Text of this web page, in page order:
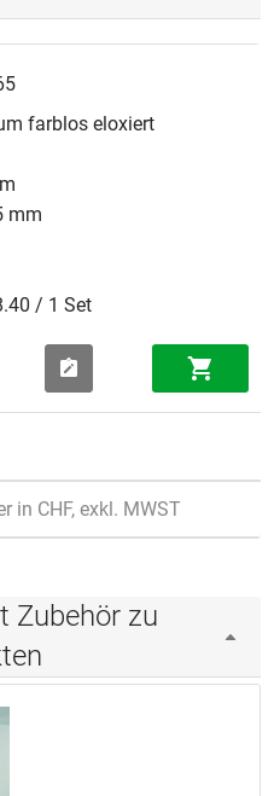
farblos eloxiert
mm
/ 1 Set
in CHF, exkl. MWST
Zubehör zu